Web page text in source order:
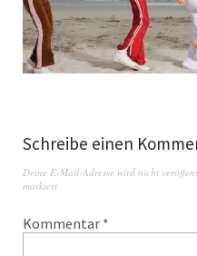
Schreibe einen
Deine E-Mail-Adresse wird nicht
markiert
Kommentar *